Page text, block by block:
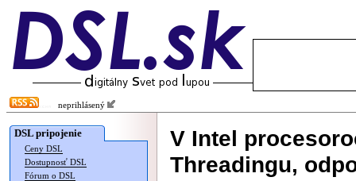
neprihlásený
DSL pripojenie
Ceny DSL
Dostupnosť DSL
Fórum o DSL
V Intel
Threadingu,